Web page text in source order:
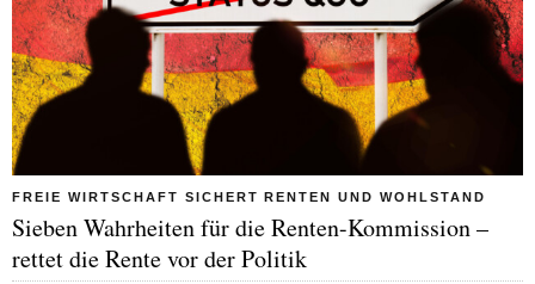
FREIE WIRTSCHAFT SICHERT RENTEN UND WOHLSTAND
Sieben Wahrheiten für die Renten-Kommission –
rettet die Rente vor der Politik